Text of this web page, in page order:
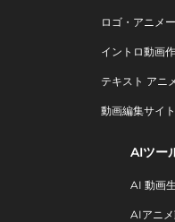
ロゴ・アニメ
イントロ動画
テキスト アニ
動画編集サイト
AIツー
AI 動画
AIアニ